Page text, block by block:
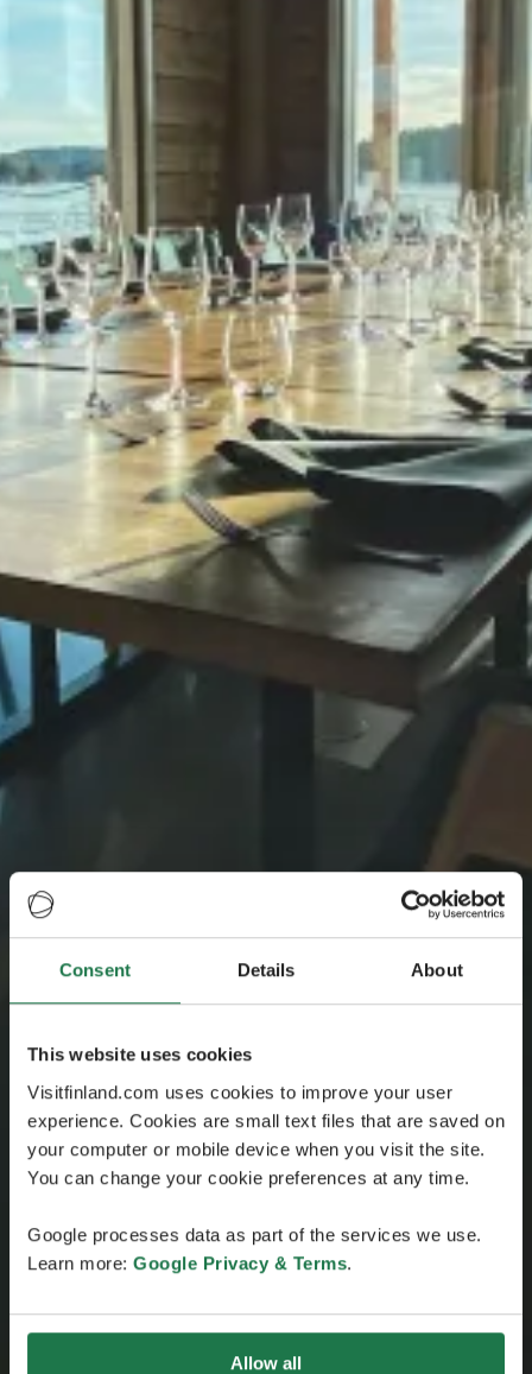
Consent Details About
This website uses cookies
Visitfinland.com uses cookies to improve your user
experience. Cookies are small text files that are saved on
your computer or mobile device when you visit the site.
You can change your cookie preferences at any time.
Google processes data as part of the services we use.
Learn more: Google Privacy & Terms.
Allow all